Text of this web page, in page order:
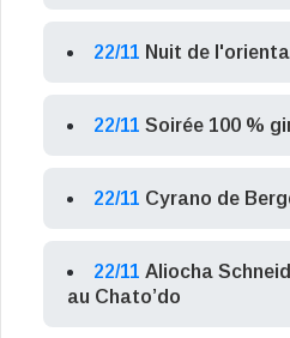
22/11 Nuit de
22/11 Soirée 100 %
22/11 Cyrano de
22/11 Aliocha
au Chato’do